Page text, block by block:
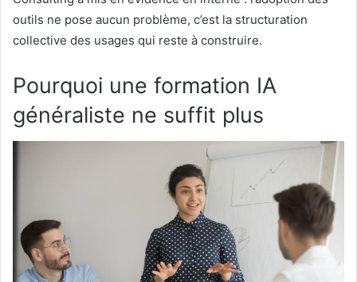
outils ne pose aucun problème, c’est la structuration
collective des usages qui reste à construire.
Pourquoi une formation IA
généraliste ne suffit plus